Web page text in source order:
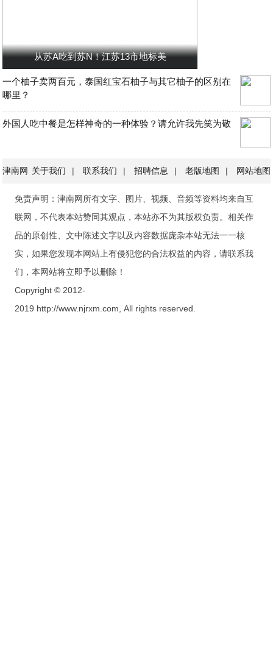
从苏A吃到苏N！江苏13市地标美
一个柚子卖两百元，泰国红宝石柚子与其它柚子的区别在
哪里？
外国人吃中餐是怎样神奇的一种体验？请允许我先笑为敬
津南网 关于我们 | 联系我们 | 招聘信息 | 老版地图 | 网站地图
免责声明：津南网所有文字、图片、视频、音频等资料均来自互
联网，不代表本站赞同其观点，本站亦不为其版权负责。相关作
品的原创性、文中陈述文字以及内容数据庞杂本站无法一一核
实，如果您发现本网站上有侵犯您的合法权益的内容，请联系我
们，本网站将立即予以删除！
Copyright © 2012-
2019 http://www.njrxm.com, All rights reserved.